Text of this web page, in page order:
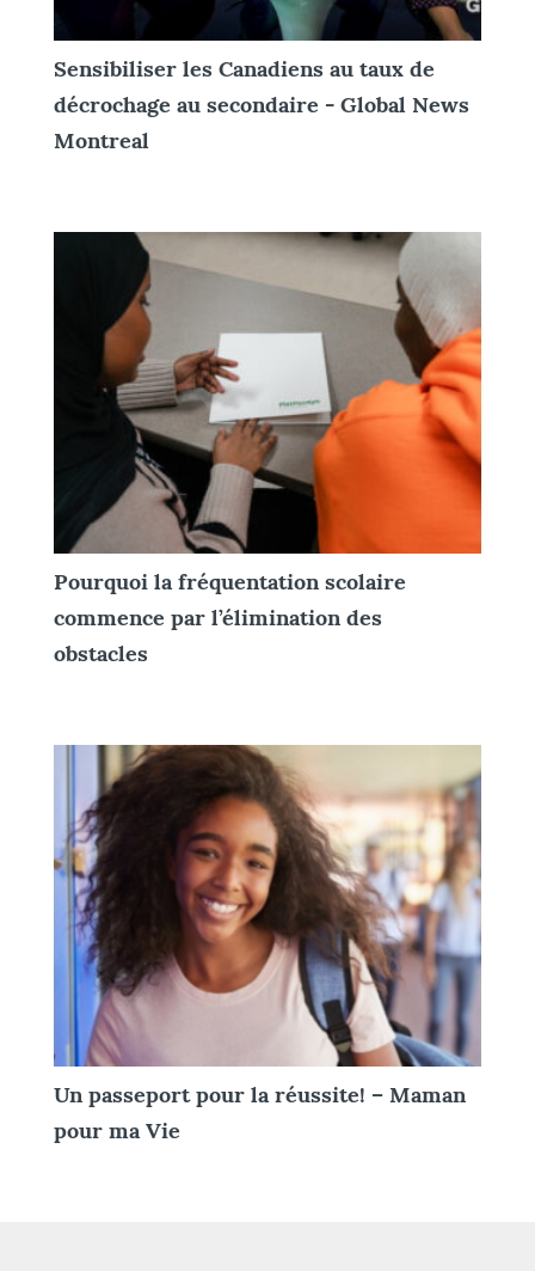
Sensibiliser les Canadiens au taux de
décrochage au secondaire - Global News
Montreal
Pourquoi la fréquentation scolaire
commence par l’élimination des
obstacles
Un passeport pour la réussite! – Maman
pour ma Vie